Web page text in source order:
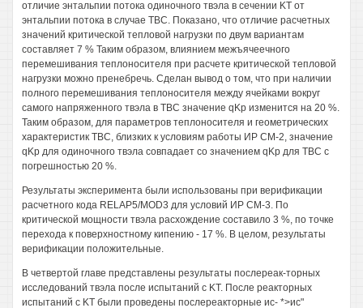
отличие энтальпии потока одиночного твэла в сечении KT от
энтальпии потока в случае TBC. Показано, что отличие расчетных
значений критической тепловой нагрузки по двум вариантам
составляет 7 % Таким образом, влиянием межъячеечного
перемешивания теплоносителя при расчете критической тепловой
нагрузки можно пренебречь. Сделан вывод о том, что при наличии
полного перемешивания теплоносителя между ячейками вокруг
самого напряженного твэла в TBC значение qKp изменится на 20 %.
Таким образом, для параметров теплоносителя и геометрических
характеристик TBC, близких к условиям работы ИР СМ-2, значение
qKp для одиночного твэла совпадает со значением qKp для TBC с
погрешностью 20 %.
Результаты эксперимента были использованы при верификации
расчетного кода RELAP5/MOD3 для условий ИР СМ-3. По
критической мощности твэла расхождение составило 3 %, по точке
перехода к поверхностному кипению - 17 %. В целом, результаты
верификации положительные.
В четвертой главе представлены результаты послереак-торных
исследований твэла после испытаний с KT. После реакторных
испытаний с KT были проведены послереакторные ис- *>ис"